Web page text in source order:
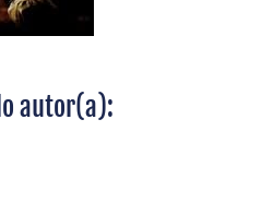
autor(a):